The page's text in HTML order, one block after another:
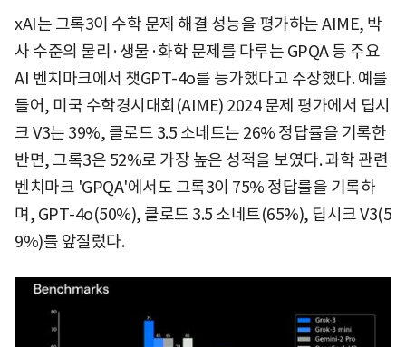
xAI는 그록3이 수학 문제 해결 성능을 평가하는 AIME, 박
사 수준의 물리·생물·화학 문제를 다루는 GPQA 등 주요
AI 벤치마크에서 챗GPT-4o를 능가했다고 주장했다. 예를
들어, 미국 수학경시대회(AIME) 2024 문제 평가에서 딥시
크 V3는 39%, 클로드 3.5 소네트는 26% 정답률을 기록한
반면, 그록3은 52%로 가장 높은 성적을 보였다. 과학 관련
벤치마크 'GPQA'에서도 그록3이 75% 정답률을 기록하
며, GPT-4o(50%), 클로드 3.5 소네트(65%), 딥시크 V3(5
9%)를 앞질렀다.